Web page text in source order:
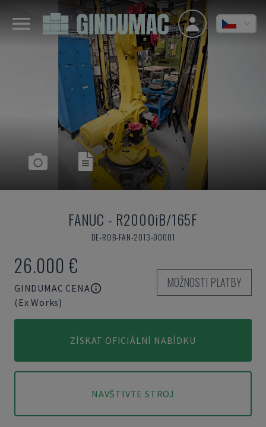
FANUC - R2000iB/165F
DE-ROB-FAN-2013-00001
26.000 €
GINDUMAC CENA
(Ex Works)
MOŽNOSTI PLATBY
ZÍSKAT OFICIÁLNÍ NABÍDKU
NAVŠTIVTE STROJ